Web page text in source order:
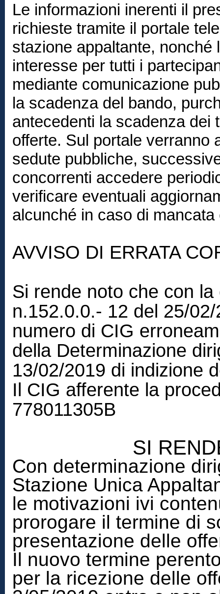
Le informazioni inerenti il
richieste tramite il portale
stazione appaltante,
interesse per tutti i
mediante comunicazione
la scadenza del bando,
antecedenti la scadenza dei
offerte. Sul portale verranno
sedute pubbliche,
concorrenti accedere
verificare eventuali
alcunché in caso di
AVVISO DI ERRATA
Si rende noto che con
n.152.0.0.- 12 del 25/
numero di CIG
della Determinazione
13/02/2019 di indizione
Il CIG afferente la
778011305B
SI
Con determinazione
Stazione Unica
le motivazioni ivi
prorogare il termine di
presentazione delle
Il nuovo termine
per la ricezione delle